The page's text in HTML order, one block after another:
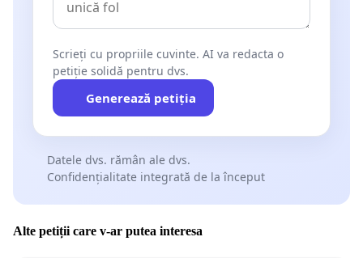
Scrieți cu propriile cuvinte. AI va redacta o
petiție solidă pentru dvs.
Generează petiția
Datele dvs. rămân ale dvs.
Confidențialitate integrată de la început
Alte petiții care v-ar putea interesa